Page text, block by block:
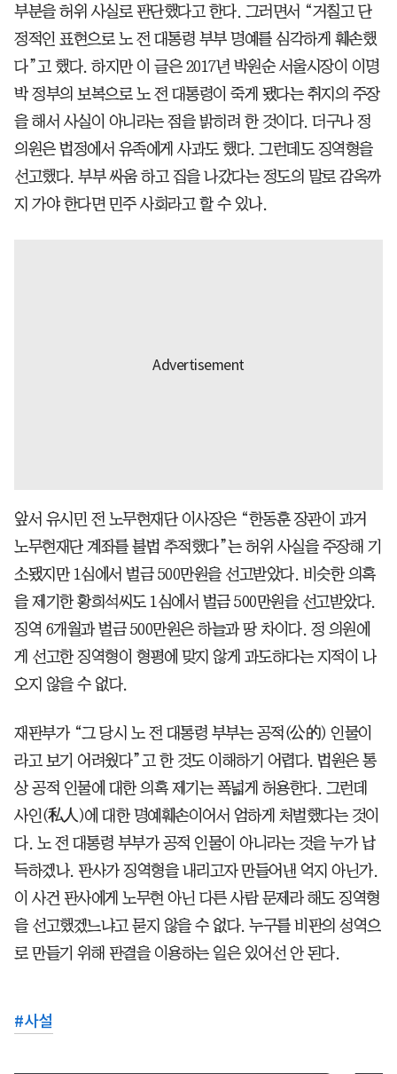
부분을 허위 사실로 판단했다고 한다. 그러면서 “거칠고 단
정적인 표현으로 노 전 대통령 부부 명예를 심각하게 훼손했
다”고 했다. 하지만 이 글은 2017년 박원순 서울시장이 이명
박 정부의 보복으로 노 전 대통령이 죽게 됐다는 취지의 주장
을 해서 사실이 아니라는 점을 밝히려 한 것이다. 더구나 정
의원은 법정에서 유족에게 사과도 했다. 그런데도 징역형을
선고했다. 부부 싸움 하고 집을 나갔다는 정도의 말로 감옥까
지 가야 한다면 민주 사회라고 할 수 있나.
앞서 유시민 전 노무현재단 이사장은 “한동훈 장관이 과거
노무현재단 계좌를 불법 추적했다”는 허위 사실을 주장해 기
소됐지만 1심에서 벌금 500만원을 선고받았다. 비슷한 의혹
을 제기한 황희석씨도 1심에서 벌금 500만원을 선고받았다.
징역 6개월과 벌금 500만원은 하늘과 땅 차이다. 정 의원에
게 선고한 징역형이 형평에 맞지 않게 과도하다는 지적이 나
오지 않을 수 없다.
재판부가 “그 당시 노 전 대통령 부부는 공적(公的) 인물이
라고 보기 어려웠다”고 한 것도 이해하기 어렵다. 법원은 통
상 공적 인물에 대한 의혹 제기는 폭넓게 허용한다. 그런데
사인(私人)에 대한 명예훼손이어서 엄하게 처벌했다는 것이
다. 노 전 대통령 부부가 공적 인물이 아니라는 것을 누가 납
득하겠나. 판사가 징역형을 내리고자 만들어낸 억지 아닌가.
이 사건 판사에게 노무현 아닌 다른 사람 문제라 해도 징역형
을 선고했겠느냐고 묻지 않을 수 없다. 누구를 비판의 성역으
로 만들기 위해 판결을 이용하는 일은 있어선 안 된다.
#사설